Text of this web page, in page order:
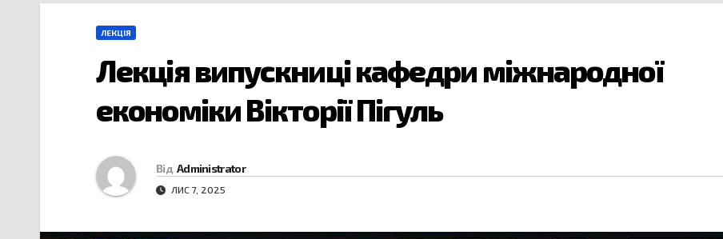
ЛЕКЦІЯ
Лекція випускниці кафедри міжнародної
економіки Вікторії Пігуль
Від Administrator
ЛИС 7, 2025